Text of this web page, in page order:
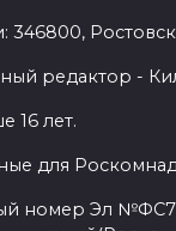
редактор -
16 лет.
для
номер Эл